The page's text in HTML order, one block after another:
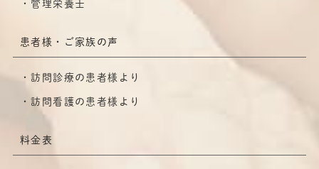
管理栄養士
患者様・ご家族の声
訪問診療の患者様より
訪問看護の患者様より
料金表